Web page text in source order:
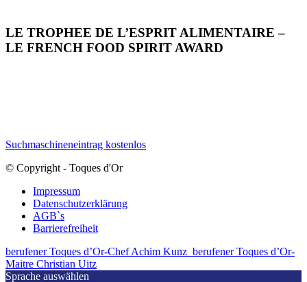
LE TROPHEE DE L’ESPRIT ALIMENTAIRE –
LE FRENCH FOOD SPIRIT AWARD
Suchmaschineneintrag kostenlos
© Copyright - Toques d'Or
Impressum
Datenschutzerklärung
AGB`s
Barrierefreiheit
berufener Toques d’Or-Chef Achim Kunz berufener Toques d’Or-
Maitre Christian Uitz
Sprache auswählen